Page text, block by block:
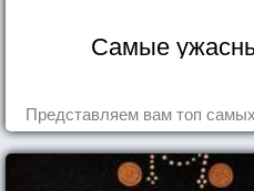
Самые
Представляем вам топ